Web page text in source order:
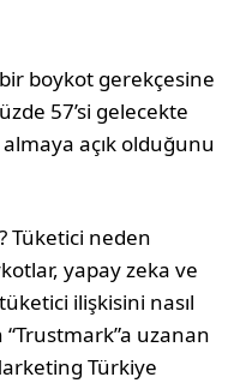
boykot gerekçesine
57’si gelecekte
açık olduğunu
Tüketici neden
yapay zeka ve
ilişkisini nasıl
uzanan
Türkiye